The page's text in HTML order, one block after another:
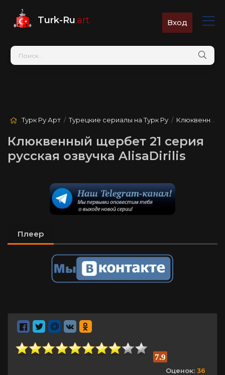
Turk-Ru.art Вход
Турк Ру Арт /Турецкие сериалы на Турк Ру / Клюквенный щербет
Клюквенный щербет 21 серия
русская озвучка AlisaDirilis
Плеер
7.9
Оценок: 36